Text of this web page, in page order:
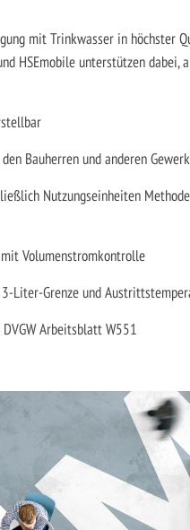
mit Trinkwasser in höchster
HSEmobile unterstützen dabei,
Bauherren und anderen
Nutzungseinheiten
Volumenstromkontrolle
Liter-Grenze und
Arbeitsblatt W551